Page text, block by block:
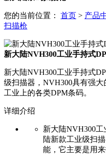
您的当前位置： 首页 > 产品
扫描枪
新大陆NVH300工业手持式
新大陆NVH300工业手持式
级扫描器，NVH300具有强
工业上的各类DPM条码。
详细介绍
新大陆NVH300工
陆新款工业级扫描
能，它主要是用